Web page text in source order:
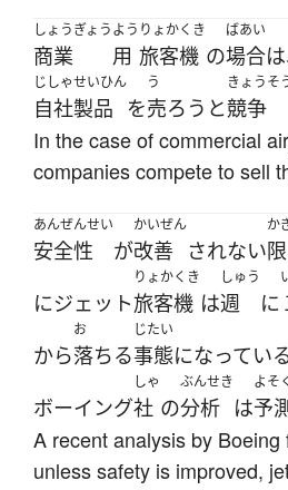
しょうぎょう
商業
よう
用
りょかくき
旅客機 の
ばあい
場合は
じしゃせいひん
自社製品 を
う
売ろう と
きょうそ
競争
In the case of commercial
companies compete to sell
あんぜんせい
安全性 が
かいぜん
改善 されない
か
にジェット
りょかくき
旅客機 は
しゅう
週 に
から
お
落ちる
じたい
事態になってい
ボーイング
しゃ
社 の
ぶんせき
分析 は
よそ
予
A recent analysis by
unless safety is improved,